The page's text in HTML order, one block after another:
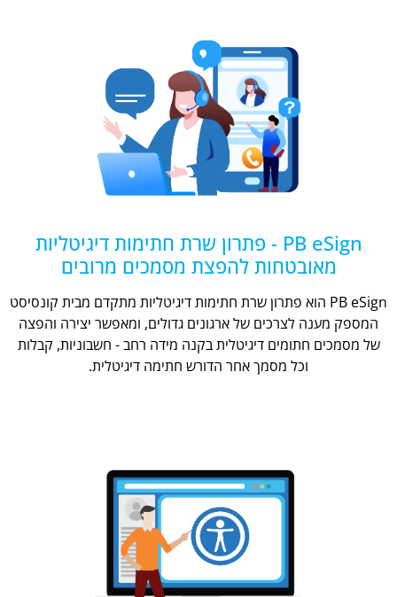
PB eSign - פתרון שרת חתימות דיגיטליות
מאובטחות להפצת מסמכים מרובים
PB eSign הוא פתרון שרת חתימות דיגיטליות מתקדם מבית קונסיסט
המספק מענה לצרכים של ארגונים גדולים, ומאפשר יצירה והפצה
של מסמכים חתומים דיגיטלית בקנה מידה רחב - חשבוניות, קבלות
וכל מסמך אחר הדורש חתימה דיגיטלית.